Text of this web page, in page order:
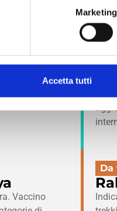
i cookie tramite l’apposito
Marketing
Accetta tutti
per tutti i
in aree rurali.
Vaccino
Da